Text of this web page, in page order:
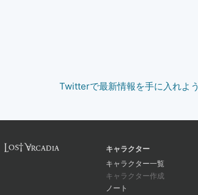
Twitterで最新情報を手に入れよう
キャラクター
キャラクター一覧
キャラクター作成
ノート